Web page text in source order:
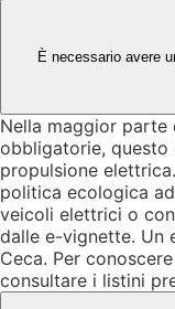
È necessario avere
Nella maggior parte
obbligatorie, questo
propulsione
politica ecologica
veicoli elettrici o
dalle e-vignette. Un
Ceca. Per
consultare i listini